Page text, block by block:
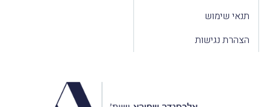
תנאי שימוש
הצהרת נגישות